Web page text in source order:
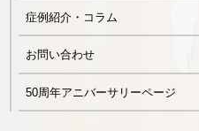
症例紹介・コラム
お問い合わせ
50周年アニバーサリーページ